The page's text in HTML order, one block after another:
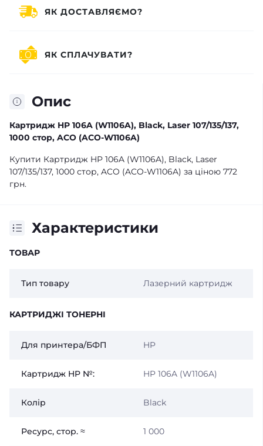
Опис
Картридж HP 106A (W1106A), Black, Laser 107/135/137,
1000 стор, ACO (ACO-W1106A)
Купити Картридж HP 106A (W1106A), Black, Laser
107/135/137, 1000 стор, ACO (ACO-W1106A) за ціною 772
грн.
Характеристики
ТОВАР
Тип товару Лазерний картридж
КАРТРИДЖІ ТОНЕРНІ
Для принтера/БФП HP
Картридж HP №: HP 106A (W1106A)
Колір Black
Ресурс, стор. ≈ 1 000
ЯК ДОСТАВЛЯЄМО?
ЯК СПЛАЧУВАТИ?